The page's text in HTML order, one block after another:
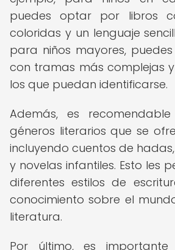
puedes optar por libros
coloridas y un lenguaje
para niños mayores,
con tramas más complejas
los que puedan identificarse.
Además, es
géneros literarios que se
incluyendo cuentos de
y novelas infantiles. Esto les
diferentes estilos de
conocimiento sobre el
literatura.
Por último, es importante